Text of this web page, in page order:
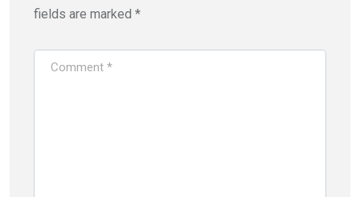
fields are marked *